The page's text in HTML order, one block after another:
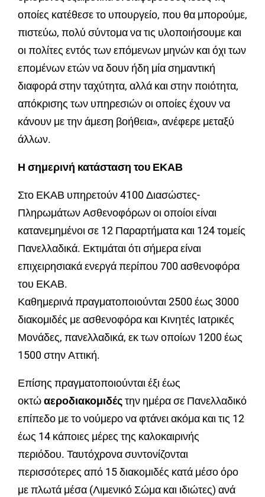
οποίες κατέθεσε το υπουργείο, που θα μπορούμε,
πιστεύω, πολύ σύντομα να τις υλοποιήσουμε και
οι πολίτες εντός των επόμενων μηνών και όχι των
επομένων ετών να δουν ήδη μία σημαντική
διαφορά στην ταχύτητα, αλλά και στην ποιότητα,
απόκρισης των υπηρεσιών οι οποίες έχουν να
κάνουν με την άμεση βοήθεια», ανέφερε μεταξύ
άλλων.
Η σημερινή κατάσταση του ΕΚΑΒ
Στο ΕΚΑΒ υπηρετούν 4100 Διασώστες-
Πληρωμάτων Ασθενοφόρων οι οποίοι είναι
κατανεμημένοι σε 12 Παραρτήματα και 124 τομείς
Πανελλαδικά. Εκτιμάται ότι σήμερα είναι
επιχειρησιακά ενεργά περίπου 700 ασθενοφόρα
του ΕΚΑΒ.
Καθημερινά πραγματοποιούνται 2500 έως 3000
διακομιδές με ασθενοφόρα και Κινητές Ιατρικές
Μονάδες, πανελλαδικά, εκ των οποίων 1200 έως
1500 στην Αττική.
Επίσης πραγματοποιούνται έξι έως
οκτώαεροδιακομιδέςτην ημέρα σε Πανελλαδικό
επίπεδο με το νούμερο να φτάνει ακόμα και τις 12
έως 14 κάποιες μέρες της καλοκαιρινής
περιόδου. Ταυτόχρονα συντονίζονται
περισσότερες από 15 διακομιδές κατά μέσο όρο
με πλωτά μέσα (Λιμενικό Σώμα και ιδιώτες) ανά